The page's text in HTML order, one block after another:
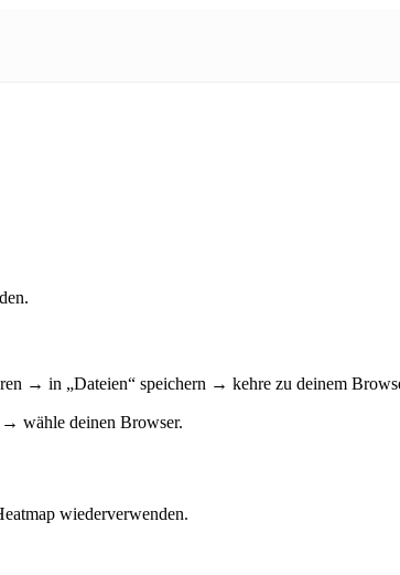
→ in „Dateien“ speichern → kehre zu deinem
wähle deinen Browser.
wiederverwenden.